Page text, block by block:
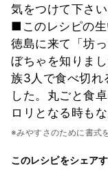
気をつけて下さ
■このレシピの生
徳島に来て「坊
ぼちゃを知りま
族3人で食べ切れ
した。丸ごと食
ロリとなる時も
※みやすさのために書式
このレシピをシェア